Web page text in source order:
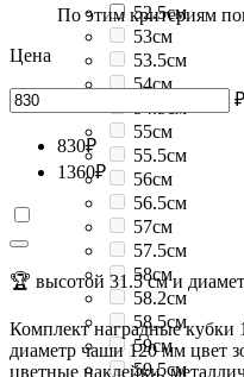
52.5см
53см
53.5см
54см
54.5см
55см
55.5см
56см
56.5см
57см
57.5см
58см
58.2см
58.5см
59см
59.5см
По этим критериям
Цена
₽
830₽
1360₽
🏆 высотой 31.5 см и
Комплект наградные кубки
диаметр чаши 120 мм цвет
цветные наклейки,